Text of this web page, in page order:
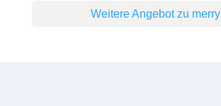
Weitere Angebot zu merryll